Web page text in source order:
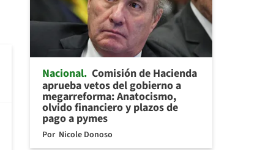
Nacional Comisión de Hacienda
aprueba vetos del gobierno a
megarreforma: Anatocismo,
olvido financiero y plazos de
pago a pymes
Por Nicole Donoso